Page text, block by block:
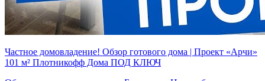
Частное домовладение! Обзор готового дома | Проект «Арчи»
101 м² Плотникофф Дома ПОД КЛЮЧ